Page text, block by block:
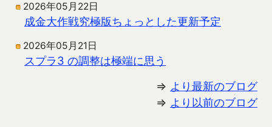
2026年05月22日
成金大作戦究極版ちょっとした更新予定
2026年05月21日
スプラ3 の調整は極端に思う
⇒ より最新のブログ
⇒ より以前のブログ